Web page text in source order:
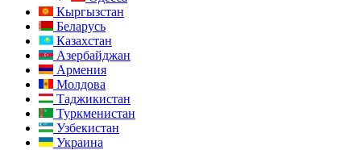
Кыргызстан
Беларусь
Казахстан
Азербайджан
Армения
Молдова
Таджикистан
Туркменистан
Узбекистан
Украина